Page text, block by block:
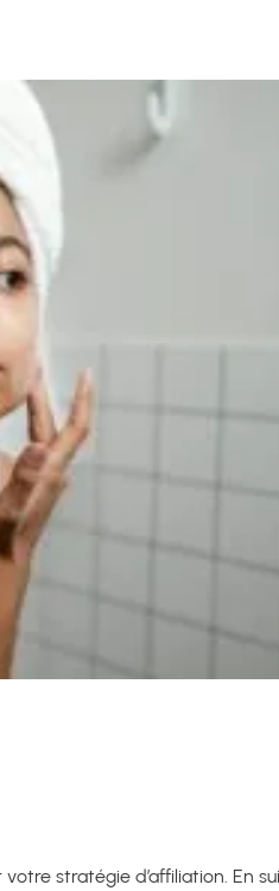
stratégie d’affiliation. En